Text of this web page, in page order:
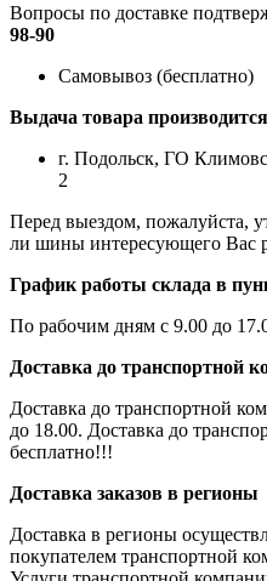
Вопросы по доставке
98-90
Самовывоз (бесплатно)
Выдача товара
г. Подольск, ГО
2
Перед выездом, пожалуйста,
ли шины интересующего Вас
График работы склада в
По рабочим дням с 9.00 до
Доставка до транспортной
Доставка до транспортной
до 18.00. Доставка до
бесплатно!!!
Доставка заказов в регионы
Доставка в регионы
покупателем транспортной